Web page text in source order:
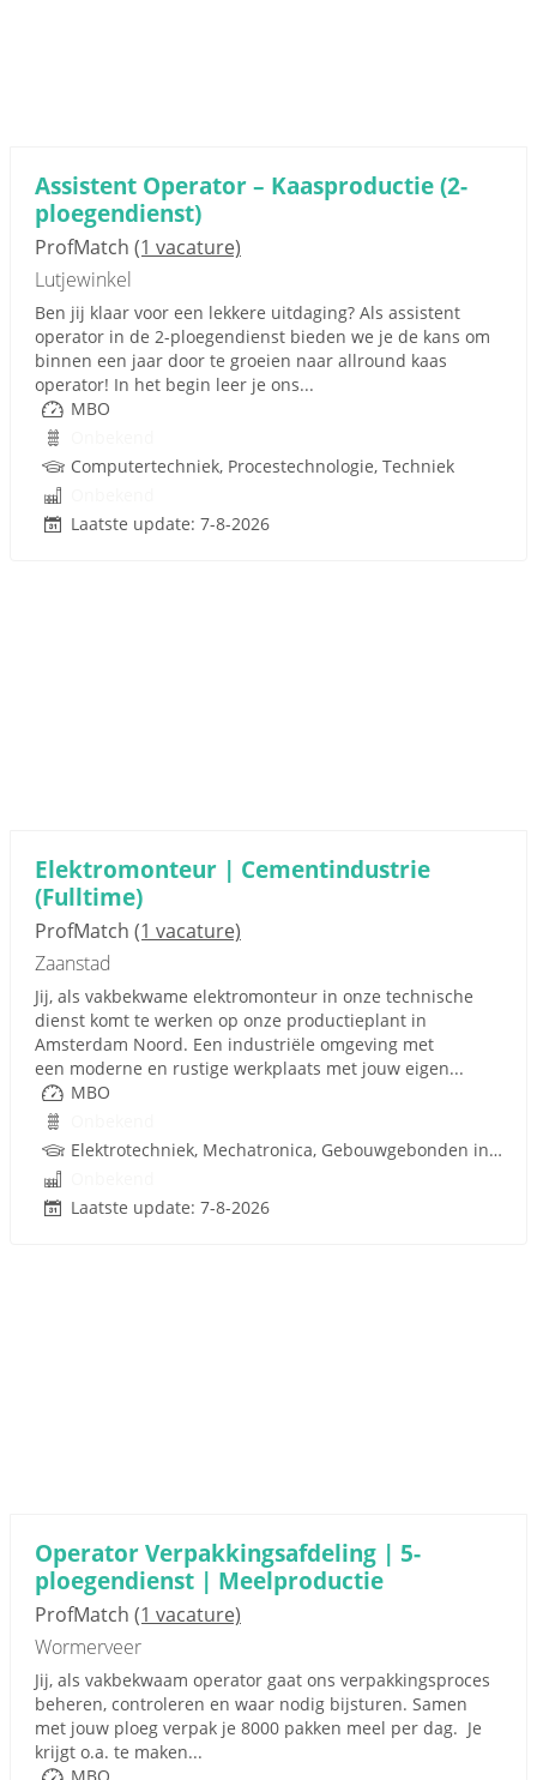
Assistent Operator – Kaasproductie (2-
ploegendienst)
ProfMatch (1 vacature)
Lutjewinkel
Ben jij klaar voor een lekkere uitdaging? Als assistent
operator in de 2-ploegendienst bieden we je de kans om
binnen een jaar door te groeien naar allround kaas
operator! In het begin leer je ons...
MBO
Computertechniek, Procestechnologie, Techniek
Laatste update: 7-8-2026
Elektromonteur | Cementindustrie
(Fulltime)
ProfMatch (1 vacature)
Zaanstad
Jij, als vakbekwame elektromonteur in onze technische
dienst komt te werken op onze productieplant in
Amsterdam Noord. Een industriële omgeving met
een moderne en rustige werkplaats met jouw eigen...
MBO
Elektrotechniek, Mechatronica, Gebouwgebonden installaties
Laatste update: 7-8-2026
Operator Verpakkingsafdeling | 5-
ploegendienst | Meelproductie
ProfMatch (1 vacature)
Wormerveer
Jij, als vakbekwaam operator gaat ons verpakkingsproces
beheren, controleren en waar nodig bijsturen. Samen
met jouw ploeg verpak je 8000 pakken meel per dag. Je
krijgt o.a. te maken...